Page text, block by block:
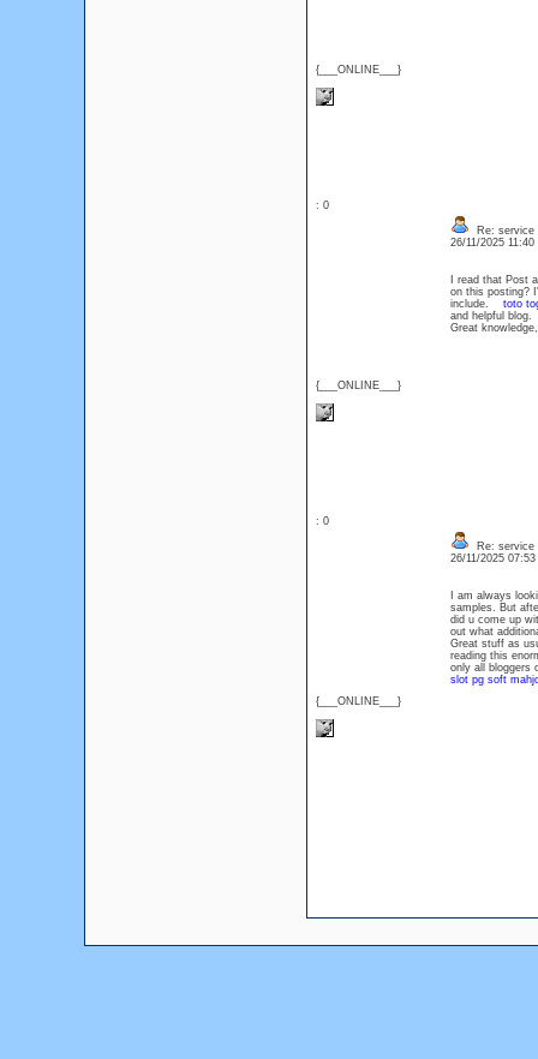
{___ONLINE___}
: 0
{___ONLINE___}
Re: service
26/11/2025 11:40
I read that
on this posting?
include. toto
and helpful
Great
: 0
{___ONLINE___}
Re: service
26/11/2025
I am always
samples. But
did u come up
out what
Great stuff as
reading this
only all
slot pg soft